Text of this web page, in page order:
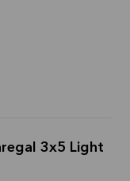
3x5 Light